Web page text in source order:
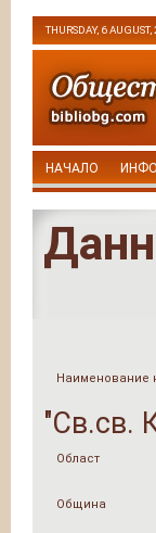
THURSDAY, 6
НАЧАЛО
Наименование
"Св.св.
Област
Община